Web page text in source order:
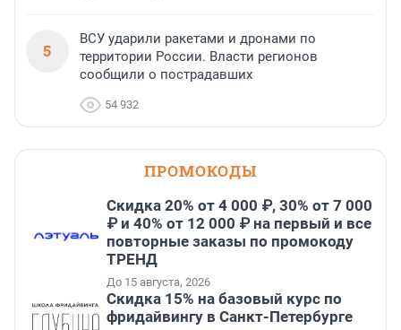
5
ВСУ ударили ракетами и дронами по
территории России. Власти регионов
сообщили о пострадавших
54 932
ПРОМОКОДЫ
Скидка 20% от 4 000 ₽, 30% от 7 000
₽ и 40% от 12 000 ₽ на первый и все
повторные заказы по промокоду
ТРЕНД
До 15 августа, 2026
Скидка 15% на базовый курс по
фридайвингу в Санкт-Петербурге